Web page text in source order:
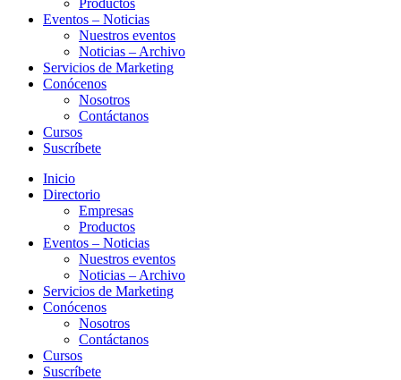
Productos
Eventos – Noticias
Nuestros eventos
Noticias – Archivo
Servicios de Marketing
Conócenos
Nosotros
Contáctanos
Cursos
Suscríbete
Inicio
Directorio
Empresas
Productos
Eventos – Noticias
Nuestros eventos
Noticias – Archivo
Servicios de Marketing
Conócenos
Nosotros
Contáctanos
Cursos
Suscríbete